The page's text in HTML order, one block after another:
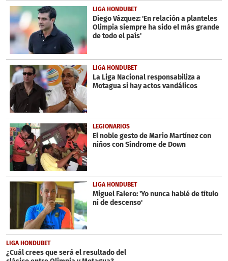
LIGA HONDUBET
Diego Vázquez: 'En relación a planteles
Olimpia siempre ha sido el más grande
de todo el país'
LIGA HONDUBET
La Liga Nacional responsabiliza a
Motagua si hay actos vandálicos
LEGIONARIOS
El noble gesto de Mario Martínez con
niños con Síndrome de Down
LIGA HONDUBET
Miguel Falero: 'Yo nunca hablé de título
ni de descenso'
LIGA HONDUBET
¿Cuál crees que será el resultado del